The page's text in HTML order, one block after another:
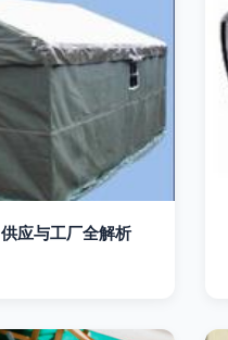
应与工厂全解析